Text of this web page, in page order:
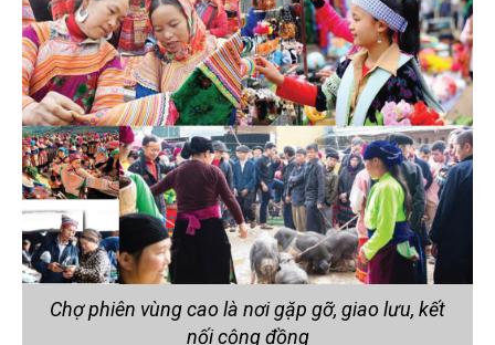
Chợ phiên vùng cao là nơi gặp gỡ, giao lưu, kết
nối cộng đồng